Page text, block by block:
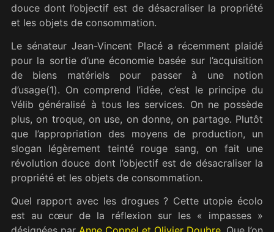
douce dont l’objectif est de désacraliser la propriété
et les objets de consommation.
Le sénateur Jean-Vincent Placé a récemment plaidé
pour la sortie d’une économie basée sur l’acquisition
de biens matériels pour passer à une notion
d’usage(1). On comprend l’idée, c’est le principe du
Vélib généralisé à tous les services. On ne possède
plus, on troque, on use, on donne, on partage. Plutôt
que l’appropriation des moyens de production, un
slogan légèrement teinté rouge sang, on fait une
révolution douce dont l’objectif est de désacraliser la
propriété et les objets de consommation.
Quel rapport avec les drogues ? Cette utopie écolo
est au cœur de la réflexion sur les « impasses »